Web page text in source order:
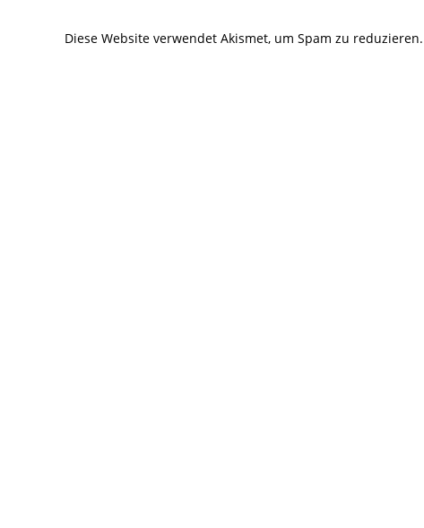
ein
ein
Diese Website verwendet Akismet, um Spam zu reduzieren.